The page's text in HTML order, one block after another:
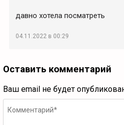
давно хотела посматреть
04.11.2022 в 00:29
Оставить комментарий
Ваш email не будет